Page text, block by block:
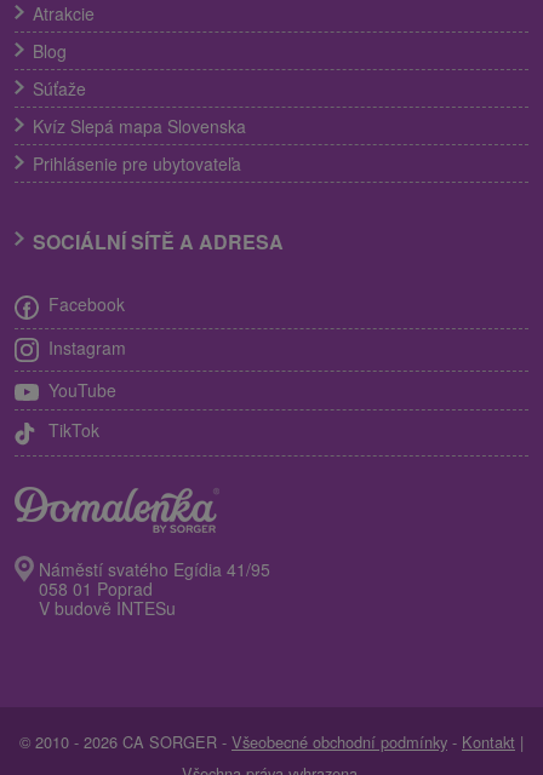
Atrakcie
Blog
Súťaže
Kvíz Slepá mapa Slovenska
Prihlásenie pre ubytovateľa
SOCIÁLNÍ SÍTĚ A ADRESA
Facebook
Instagram
YouTube
TikTok
Náměstí svatého Egídia 41/95
058 01 Poprad
V budově INTESu
© 2010 - 2026 CA SORGER - Všeobecné obchodní podmínky - Kontakt |